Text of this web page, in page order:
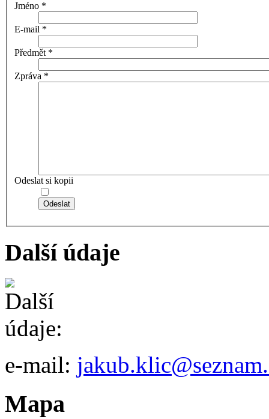
Jméno *
E-mail *
Předmět*
Zpráva *
Odeslat si kopii
Odeslat
Další údaje
e-mail:
Mapa